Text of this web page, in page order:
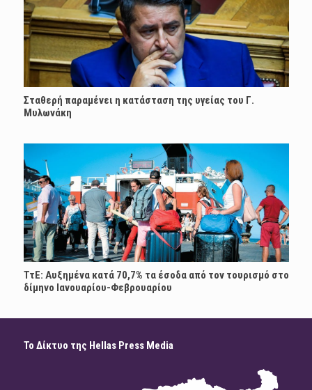
Σταθερή παραμένει η κατάσταση της υγείας του Γ.
Μυλωνάκη
ΤτΕ: Αυξημένα κατά 70,7% τα έσοδα από τον τουρισμό στο
δίμηνο Ιανουαρίου-Φεβρουαρίου
Το Δίκτυο της Hellas Press Media